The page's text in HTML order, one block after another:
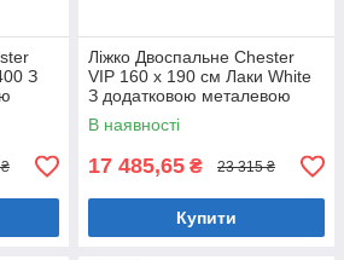
З
Ліжко Двоспальне Chester
VIP 160 х 190 см Лаки White
З додатковою металевою
цільнозварною рамою Білий
В наявності
17 485,65 ₴ 23 315 ₴
Купити